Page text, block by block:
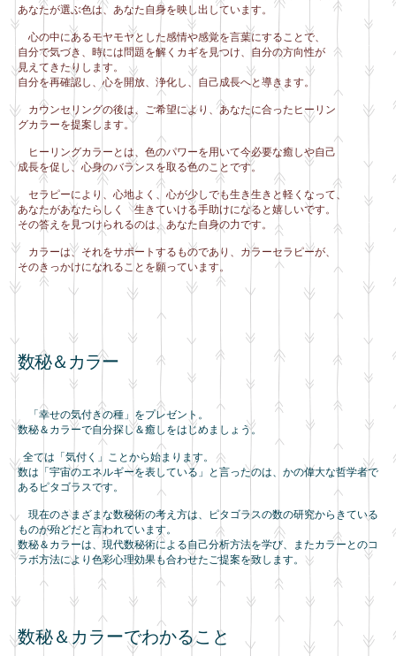
あなたが選ぶ色は、あなた自身を映し出しています。
心の中にあるモヤモヤとした感情や感覚を言葉にすることで、
自分で気づき、時には問題を解くカギを見つけ、自分の方向性が
見えてきたりします。
自分を再確認し、心を開放、浄化し、自己成長へと導きます。
カウンセリングの後は、ご希望により、あなたに合ったヒーリン
グカラーを提案します。
ヒーリングカラーとは、色のパワーを用いて今必要な癒しや自己
成長を促し、心身のバランスを取る色のことです。
セラピーにより、心地よく、心が少しでも生き生きと軽くなって、
あなたがあなたらしく 生きていける手助けになると嬉しいです。
その答えを見つけられるのは、あなた自身の力です。
カラーは、それをサポートするものであり、カラーセラピーが、
そのきっかけになれることを願っています。
数秘＆カラー
「幸せの気付きの種」をプレゼント。
数秘＆カラーで自分探し＆癒しをはじめましょう。
全ては「気付く」ことから始まります。
数は「宇宙のエネルギーを表している」と言ったのは、かの偉大な哲学者で
あるピタゴラスです。
現在のさまざまな数秘術の考え方は、ピタゴラスの数の研究からきている
ものが殆どだと言われています。
数秘＆カラーは、現代数秘術による自己分析方法を学び、またカラーとのコ
ラボ方法により色彩心理効果も合わせたご提案を致します。
数秘＆カラーでわかること